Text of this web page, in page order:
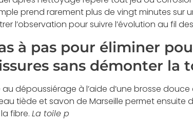
prend rarement plus de vingt minutes sur
l’observation pour suivre l’évolution au fil
à pas pour éliminer
sans démonter la
dépoussiérage à l’aide d’une brosse douce
tiède et savon de Marseille permet ensuite
fibre. La toile p